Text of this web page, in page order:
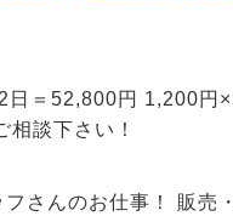
＝52,800円 1,200円
談下さい！
さんのお仕事！ 販売